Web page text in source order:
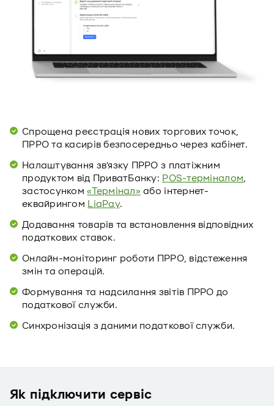
Спрощена реєстрація нових торгових точок,
ПРРО та касирів безпосередньо через кабінет.
Налаштування зв’язку ПРРО з платіжним
продуктом від ПриватБанку: POS-терміналом,
застосунком«Термінал» або інтернет-
еквайрингом LiqPay.
Додавання товарів та встановлення відповідних
податкових ставок.
Онлайн-моніторинг роботи ПРРО, відстеження
змін та операцій.
Формування та надсилання звітів ПРРО до
податкової служби.
Синхронізація з даними податкової служби.
Як підключити сервіс